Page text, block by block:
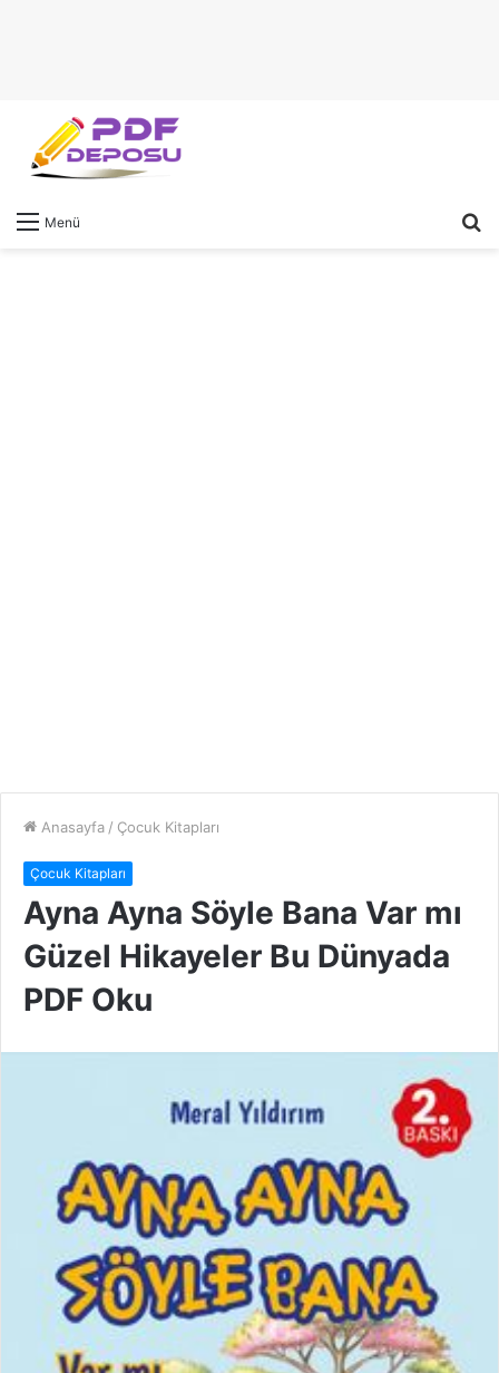
Menü
Anasayfa / Çocuk Kitapları
Çocuk Kitapları
Ayna Ayna Söyle Bana Var mı
Güzel Hikayeler Bu Dünyada
PDF Oku